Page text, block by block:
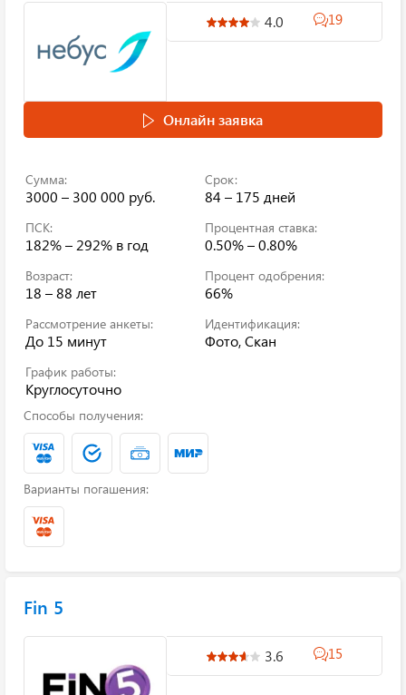
4.0 19
Онлайн заявка
Сумма:
3000 – 300 000 руб.
Срок:
84 – 175 дней
ПСК:
182% – 292% в год
Процентная ставка:
0.50% – 0.80%
Возраст:
18 – 88 лет
Процент одобрения:
66%
Рассмотрение анкеты:
До 15 минут
Идентификация:
Фото, Скан
График работы:
Круглосуточно
Способы получения:
Варианты погашения:
Fin 5
3.6 15